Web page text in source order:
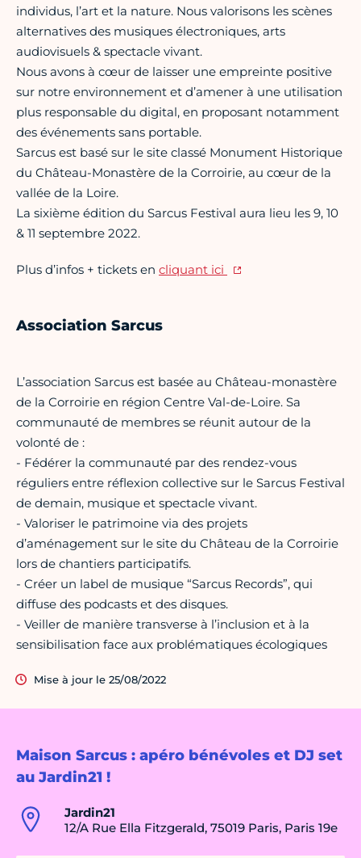
Maison Sarcus : apéro bénévoles et DJ set
au Jardin21 !
Jardin21
12/A Rue Ella Fitzgerald, 75019 Paris, Paris 19e
individus, l’art et la nature. Nous valorisons les scènes
alternatives des musiques électroniques, arts
audiovisuels & spectacle vivant.
Nous avons à cœur de laisser une empreinte positive
sur notre environnement et d’amener à une utilisation
plus responsable du digital, en proposant notamment
des événements sans portable.
Sarcus est basé sur le site classé Monument Historique
du Château-Monastère de la Corroirie, au cœur de la
vallée de la Loire.
La sixième édition du Sarcus Festival aura lieu les 9, 10
& 11 septembre 2022.
Plus d’infos + tickets en cliquant ici
Association Sarcus
L’association Sarcus est basée au Château-monastère
de la Corroirie en région Centre Val-de-Loire. Sa
communauté de membres se réunit autour de la
volonté de :
- Fédérer la communauté par des rendez-vous
réguliers entre réflexion collective sur le Sarcus Festival
de demain, musique et spectacle vivant.
- Valoriser le patrimoine via des projets
d’aménagement sur le site du Château de la Corroirie
lors de chantiers participatifs.
- Créer un label de musique “Sarcus Records”, qui
diffuse des podcasts et des disques.
- Veiller de manière transverse à l’inclusion et à la
sensibilisation face aux problématiques écologiques
Mise à jour le 25/08/2022